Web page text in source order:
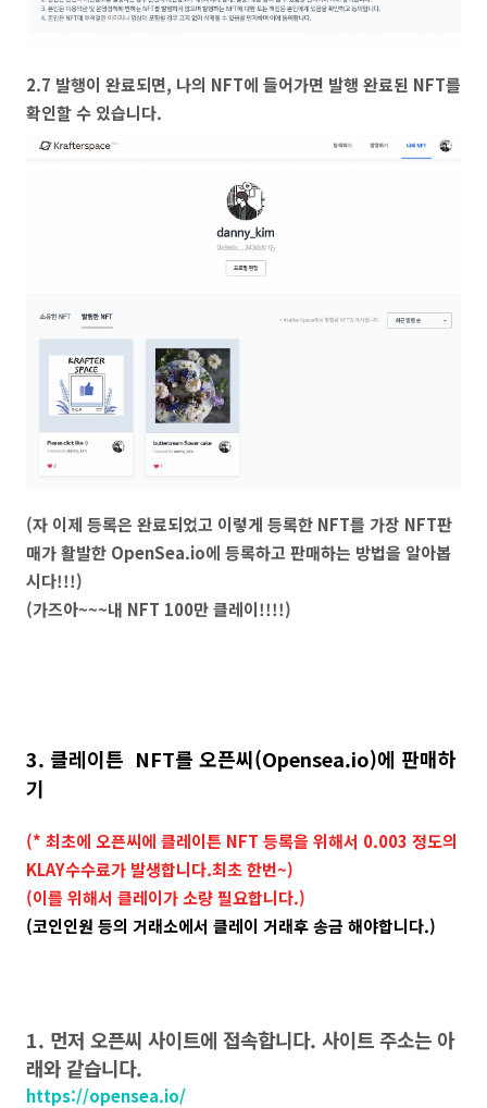
2.7 발행이 완료되면, 나의 NFT에 들어가면 발행 완료된 NFT를
확인할 수 있습니다.
(자 이제 등록은 완료되었고 이렇게 등록한 NFT를 가장 NFT판
매가 활발한 OpenSea.io에 등록하고 판매하는 방법을 알아봅
시다!!!)
(가즈아~~~내 NFT 100만 클레이!!!!)
3. 클레이튼 NFT를 오픈씨(Opensea.io)에 판매하
기
(* 최초에 오픈씨에 클레이튼 NFT 등록을 위해서 0.003 정도의
KLAY수수료가 발생합니다.최초 한번~)
(이를 위해서 클레이가 소량 필요합니다.)
(코인인원 등의 거래소에서 클레이 거래후 송금 해야합니다.)
1. 먼저 오픈씨 사이트에 접속합니다. 사이트 주소는 아
래와 같습니다.
https://opensea.io/